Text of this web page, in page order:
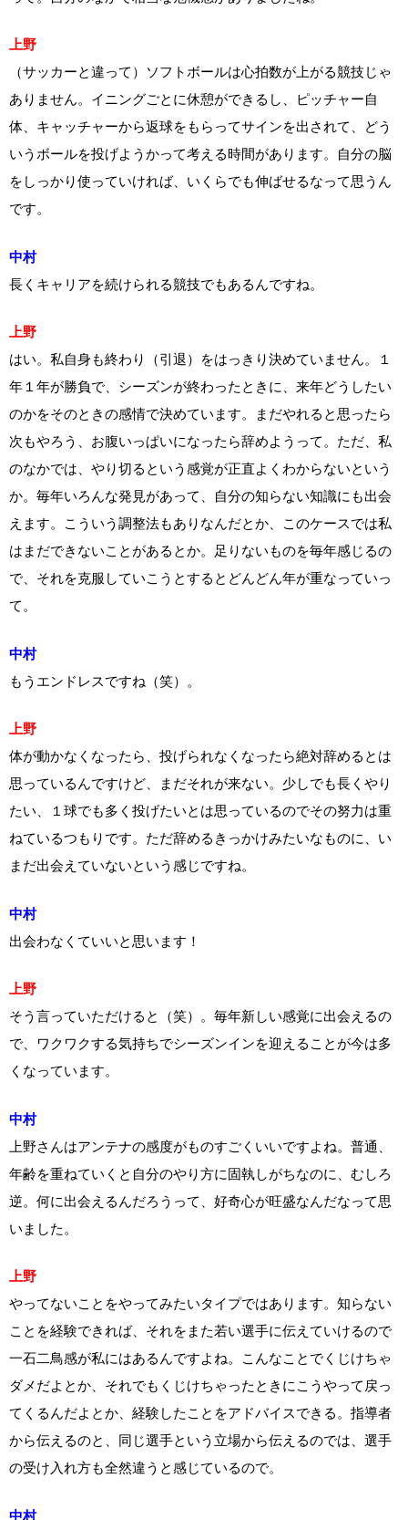
上野
（サッカーと違って）ソフトボールは心拍数が上がる競技じゃ
ありません。イニングごとに休憩ができるし、ピッチャー自
体、キャッチャーから返球をもらってサインを出されて、どう
いうボールを投げようかって考える時間があります。自分の脳
をしっかり使っていければ、いくらでも伸ばせるなって思うん
です。
中村
長くキャリアを続けられる競技でもあるんですね。
上野
はい。私自身も終わり（引退）をはっきり決めていません。１
年１年が勝負で、シーズンが終わったときに、来年どうしたい
のかをそのときの感情で決めています。まだやれると思ったら
次もやろう、お腹いっぱいになったら辞めようって。ただ、私
のなかでは、やり切るという感覚が正直よくわからないという
か。毎年いろんな発見があって、自分の知らない知識にも出会
えます。こういう調整法もありなんだとか、このケースでは私
はまだできないことがあるとか。足りないものを毎年感じるの
で、それを克服していこうとするとどんどん年が重なっていっ
て。
中村
もうエンドレスですね（笑）。
上野
体が動かなくなったら、投げられなくなったら絶対辞めるとは
思っているんですけど、まだそれが来ない。少しでも長くやり
たい、１球でも多く投げたいとは思っているのでその努力は重
ねているつもりです。ただ辞めるきっかけみたいなものに、い
まだ出会えていないという感じですね。
中村
出会わなくていいと思います！
上野
そう言っていただけると（笑）。毎年新しい感覚に出会えるの
で、ワクワクする気持ちでシーズンインを迎えることが今は多
くなっています。
中村
上野さんはアンテナの感度がものすごくいいですよね。普通、
年齢を重ねていくと自分のやり方に固執しがちなのに、むしろ
逆。何に出会えるんだろうって、好奇心が旺盛なんだなって思
いました。
上野
やってないことをやってみたいタイプではあります。知らない
ことを経験できれば、それをまた若い選手に伝えていけるので
一石二鳥感が私にはあるんですよね。こんなことでくじけちゃ
ダメだよとか、それでもくじけちゃったときにこうやって戻っ
てくるんだよとか、経験したことをアドバイスできる。指導者
から伝えるのと、同じ選手という立場から伝えるのでは、選手
の受け入れ方も全然違うと感じているので。
中村